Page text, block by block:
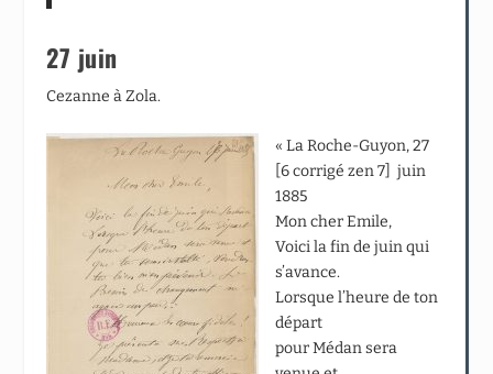
27 juin
Cezanne à Zola.
« La Roche-Guyon, 27
[6 corrigé zen 7] juin
1885
Mon cher Emile,
Voici la fin de juin qui
s’avance.
Lorsque l’heure de ton
départ
pour Médan sera